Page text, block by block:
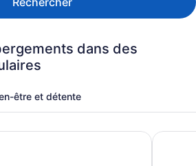
dans des
être et détente
Myrtle